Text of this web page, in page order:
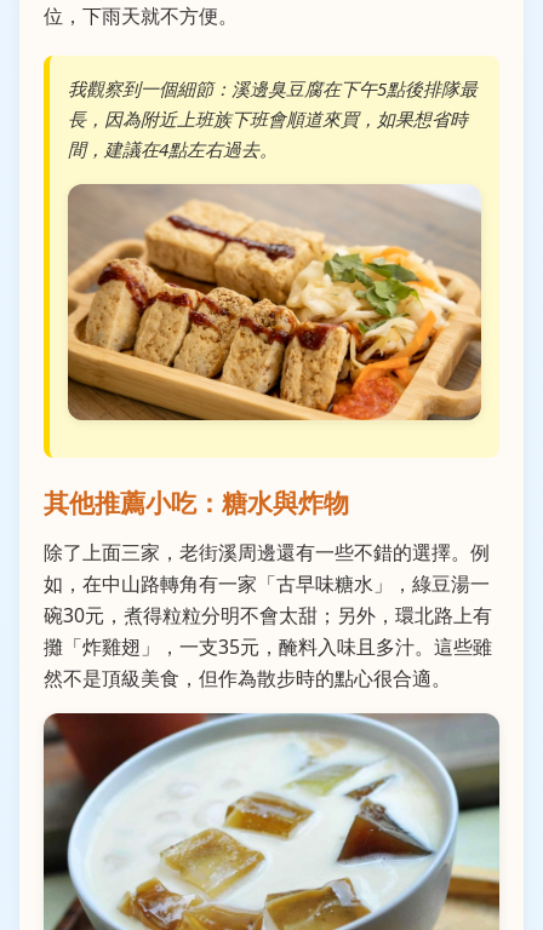
位，下雨天就不方便。
我觀察到一個細節：溪邊臭豆腐在下午5點後排隊最
長，因為附近上班族下班會順道來買，如果想省時
間，建議在4點左右過去。
其他推薦小吃：糖水與炸物
除了上面三家，老街溪周邊還有一些不錯的選擇。例
如，在中山路轉角有一家「古早味糖水」，綠豆湯一
碗30元，煮得粒粒分明不會太甜；另外，環北路上有
攤「炸雞翅」，一支35元，醃料入味且多汁。這些雖
然不是頂級美食，但作為散步時的點心很合適。